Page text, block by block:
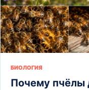
БИОЛОГИЯ
Почему пчёлы